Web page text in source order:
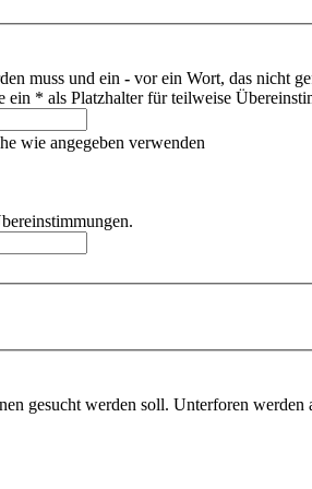
muss und ein - vor ein Wort, das nicht
ein * als Platzhalter für teilweise
wie angegeben verwenden
gesucht werden soll. Unterforen